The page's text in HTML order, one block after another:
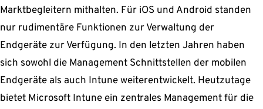
Marktbegleitern mithalten. Für iOS und Android standen
nur rudimentäre Funktionen zur Verwaltung der
Endgeräte zur Verfügung. In den letzten Jahren haben
sich sowohl die Management Schnittstellen der mobilen
Endgeräte als auch Intune weiterentwickelt. Heutzutage
bietet Microsoft Intune ein zentrales Management für die